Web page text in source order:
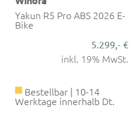
Yakun R5 Pro ABS 2026 E-
Bike
5.299,- €
inkl. 19% MwSt.
Bestellbar | 10-14
Werktage innerhalb Dt.